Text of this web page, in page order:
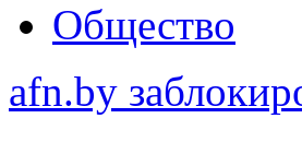
Общество
afn.by